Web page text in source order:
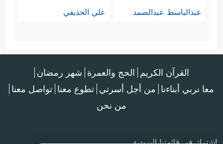
عبدالباسط عبدالصمد علي الحذيفي
القرآن الكريم الحج والعمرة شهر رمضان
معا نربي أبناءنا من أجل أسرتي تطوع معنا تواصل معنا
من نحن
اشترك في قائمتنا البريدية